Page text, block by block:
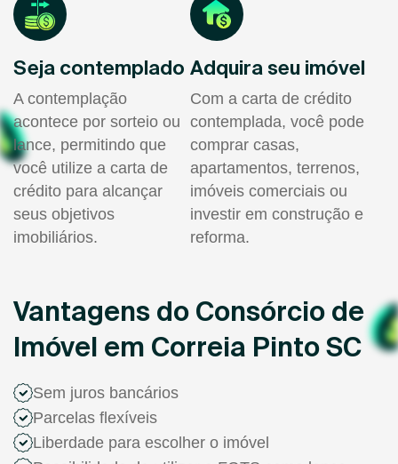
Seja contemplado
A contemplação
acontece por sorteio ou
lance, permitindo que
você utilize a carta de
crédito para alcançar
seus objetivos
imobiliários.
Adquira seu imóvel
Com a carta de crédito
contemplada, você pode
comprar casas,
apartamentos, terrenos,
imóveis comerciais ou
investir em construção e
reforma.
Vantagens do Consórcio de
Imóvel em Correia Pinto SC
Sem juros bancários
Parcelas flexíveis
Liberdade para escolher o imóvel